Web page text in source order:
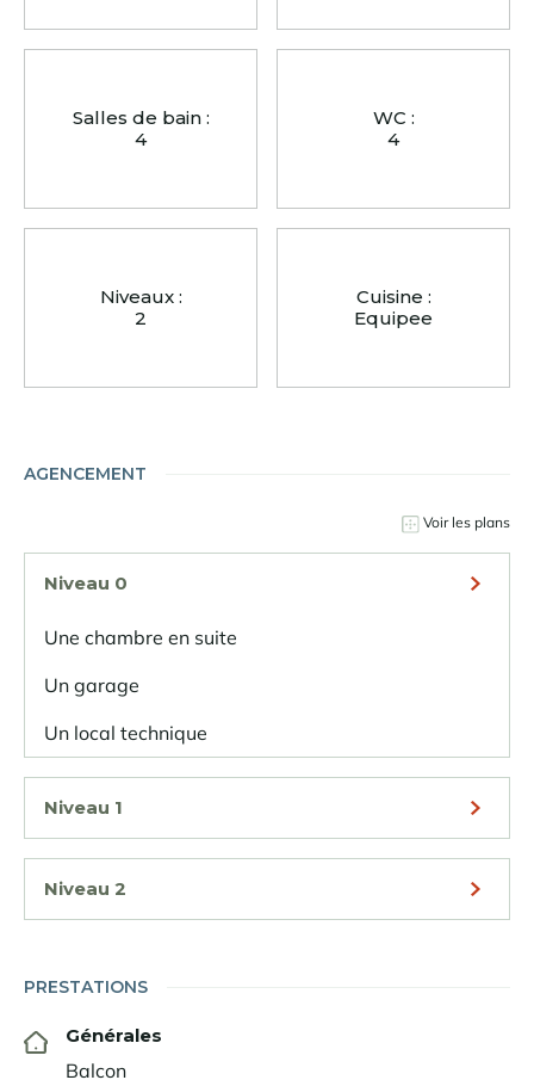
Salles de bain :
4
WC :
4
Niveaux :
2
Cuisine :
Equipee
AGENCEMENT
Voir les plans
Niveau 0
Une chambre en suite
Un garage
Un local technique
Niveau 1
Niveau 2
PRESTATIONS
Générales
Balcon